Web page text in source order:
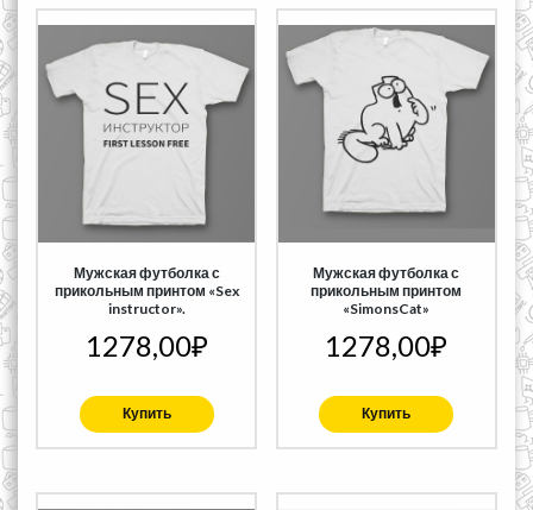
Мужская футболка с
прикольным принтом «Sex
instructor».
1278,00₽
Купить
Мужская футболка с
прикольным принтом
«SimonsCat»
1278,00₽
Купить